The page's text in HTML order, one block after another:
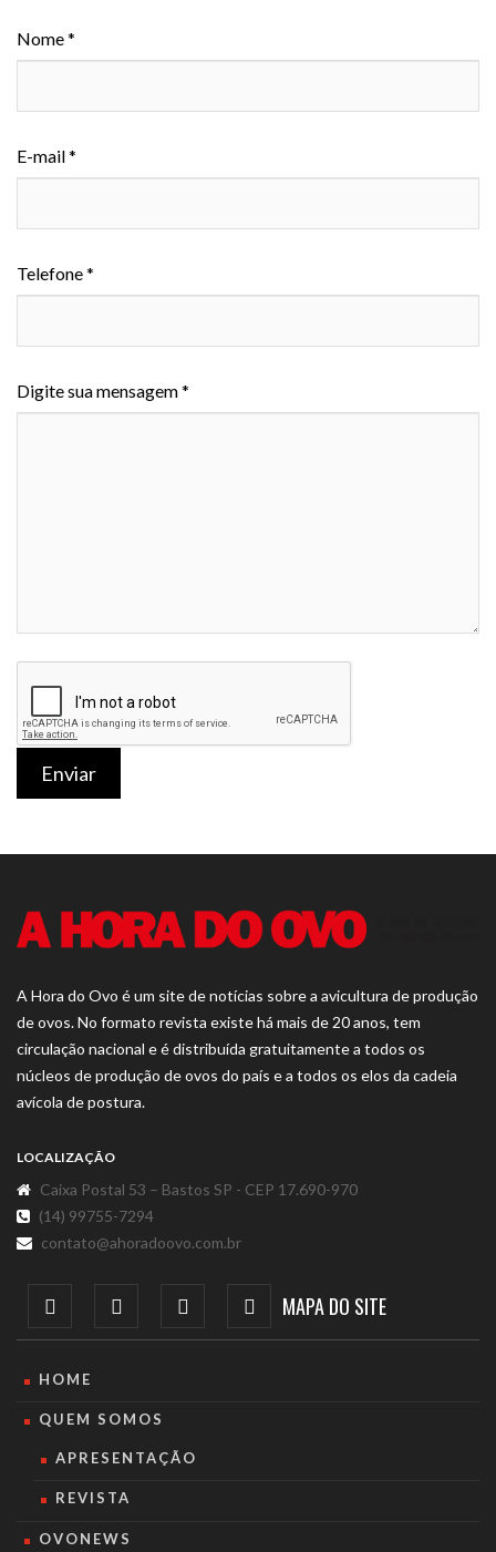
Nome *
E-mail *
Telefone *
Digite sua mensagem *
Enviar
A Hora do Ovo é um site de notícias sobre a avicultura de produção
de ovos. No formato revista existe há mais de 20 anos, tem
circulação nacional e é distribuída gratuitamente a todos os
núcleos de produção de ovos do país e a todos os elos da cadeia
avícola de postura.
LOCALIZAÇÃO
Caixa Postal 53 – Bastos SP - CEP 17.690-970
(14) 99755-7294
contato@ahoradoovo.com.br
MAPA DO SITE
HOME
QUEM SOMOS
APRESENTAÇÃO
REVISTA
OVONEWS